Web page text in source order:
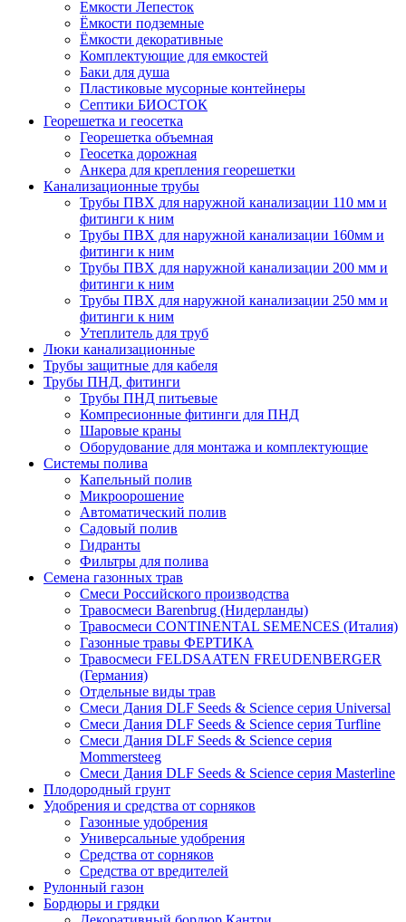
Емкости Лепесток
Ёмкости подземные
Ёмкости декоративные
Комплектующие для емкостей
Баки для душа
Пластиковые мусорные контейнеры
Септики БИОСТОК
Георешетка и геосетка
Георешетка объемная
Геосетка дорожная
Анкера для крепления георешетки
Канализационные трубы
Трубы ПВХ для наружной канализации 110 мм и
фитинги к ним
Трубы ПВХ для наружной канализации 160мм и
фитинги к ним
Трубы ПВХ для наружной канализации 200 мм и
фитинги к ним
Трубы ПВХ для наружной канализации 250 мм и
фитинги к ним
Утеплитель для труб
Люки канализационные
Трубы защитные для кабеля
Трубы ПНД, фитинги
Трубы ПНД питьевые
Компресионные фитинги для ПНД
Шаровые краны
Оборудование для монтажа и комплектующие
Системы полива
Капельный полив
Микроорошение
Автоматический полив
Садовый полив
Гидранты
Фильтры для полива
Семена газонных трав
Смеси Российского производства
Травосмеси Barenbrug (Нидерланды)
Травосмеси CONTINENTAL SEMENCES (Италия)
Газонные травы ФЕРТИКА
Травосмеси FELDSAATEN FREUDENBERGER
(Германия)
Отдельные виды трав
Смеси Дания DLF Seeds & Sciеnce серия Universal
Смеси Дания DLF Seeds & Sciеnce серия Turfline
Смеси Дания DLF Seeds & Sciеnce серия
Mommersteeg
Смеси Дания DLF Seeds & Sciеnce серия Masterline
Плодородный грунт
Удобрения и средства от сорняков
Газонные удобрения
Универсальные удобрения
Средства от сорняков
Средства от вредителей
Рулонный газон
Бордюры и грядки